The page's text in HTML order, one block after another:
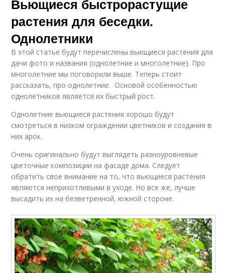
Вьющиеся быстрорастущие
растения для беседки.
Однолетники
В этой статье будут перечислены вьющиеся растения для
дачи фото и названия (однолетние и многолетние). Про
многолетние мы поговорили выше. Теперь стоит
рассказать, про однолетние. Основой особенностью
однолетников является их быстрый рост.
Однолетние вьющиеся растения хорошо будут
смотреться в низком ограждении цветников и создания в
них арок.
Очень оригинально будут выглядеть разноуровневые
цветочные композиции на фасаде дома. Следует
обратить свое внимание на то, что вьющиеся растения
являются неприхотливыми в уходе. Но все же, лучше
высадить их на безветренной, южной стороне.